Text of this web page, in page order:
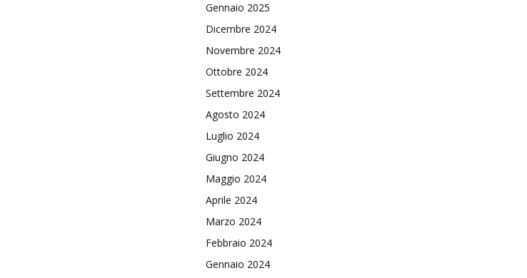
Gennaio 2025
Dicembre 2024
Novembre 2024
Ottobre 2024
Settembre 2024
Agosto 2024
Luglio 2024
Giugno 2024
Maggio 2024
Aprile 2024
Marzo 2024
Febbraio 2024
Gennaio 2024